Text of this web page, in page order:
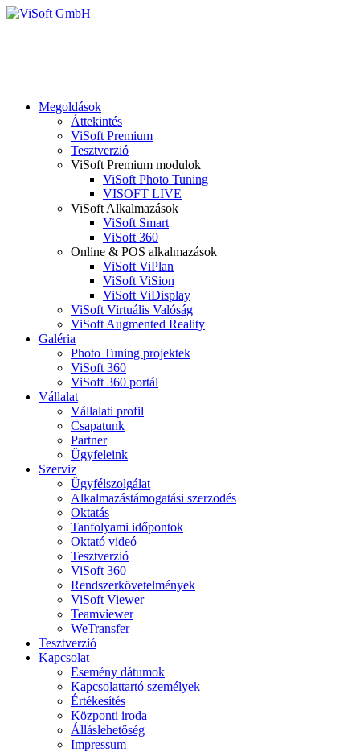
Megoldások
Áttekintés
ViSoft Premium
Tesztverzió
ViSoft Premium modulok
ViSoft Photo Tuning
VISOFT LIVE
ViSoft Alkalmazások
ViSoft Smart
ViSoft 360
Online & POS alkalmazások
ViSoft ViPlan
ViSoft ViSion
ViSoft ViDisplay
ViSoft Virtuális Valóság
ViSoft Augmented Reality
Galéria
Photo Tuning projektek
ViSoft 360
ViSoft 360 portál
Vállalat
Vállalati profil
Csapatunk
Partner
Ügyfeleink
Szerviz
Ügyfélszolgálat
Alkalmazástámogatási szerzodés
Oktatás
Tanfolyami időpontok
Oktató videó
Tesztverzió
ViSoft 360
Rendszerkövetelmények
ViSoft Viewer
Teamviewer
WeTransfer
Tesztverzió
Kapcsolat
Esemény dátumok
Kapcsolattartó személyek
Értékesítés
Központi iroda
Álláslehetőség
Impressum